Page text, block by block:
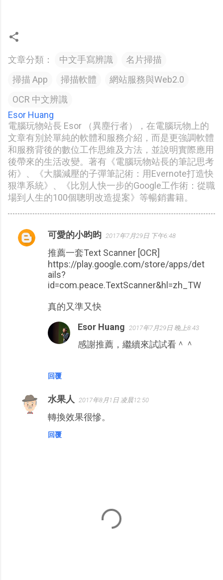
文章分類： 中文手寫辨識
名片掃描
掃描 App
掃描軟體
網站服務與Web2.0
OCR 中文辨識
Esor Huang
電腦玩物站長 Esor （異塵行者），在電腦玩物上的
文章有別於單純的軟體和服務介紹，而是更強調軟體
和服務背後的數位工作思維及方法，並說明實際應用
後帶來的生活改變。著有《電腦玩物站長的筆記思考
術》、《大腦減壓的子彈筆記術：用Evernote打造快
狠準系統》、《比別人快一步的Google工作術：從職
場到人生的100個聰明改造提案》等暢銷書籍。
留
可愛的小昀昀 2017年7月29日 下午6:48
推薦一套Text Scanner [OCR]
https://play.google.com/store/apps/det
ails?
id=com.peace.TextScanner&hl=zh_TW
真的又準又快
回覆
Esor Huang 2017年7月29日 晚上8:43
感謝推薦，繼續來試試看＾＾
水果人 2017年8月1日 凌晨12:50
轉換效果很慘。
回覆